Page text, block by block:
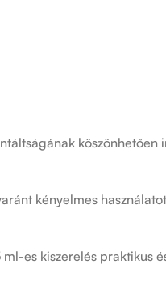
köszönhetően
kényelmes
es kiszerelés praktikus